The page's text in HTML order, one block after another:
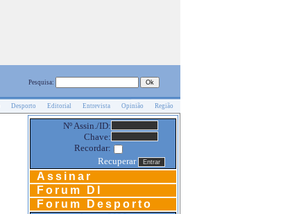
Pesquisa:
Desporto Editorial Entrevista Opinião Região
Nº Assin./ID:
Chave:
Recordar:
Recuperar
Assinar
Forum DI
Forum Desporto